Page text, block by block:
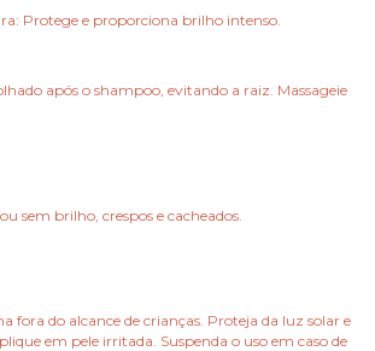
Protege e proporciona brilho intenso.
após o shampoo, evitando a raiz. Massageie
sem brilho, crespos e cacheados.
fora do alcance de crianças. Proteja da luz solar e
em pele irritada. Suspenda o uso em caso de